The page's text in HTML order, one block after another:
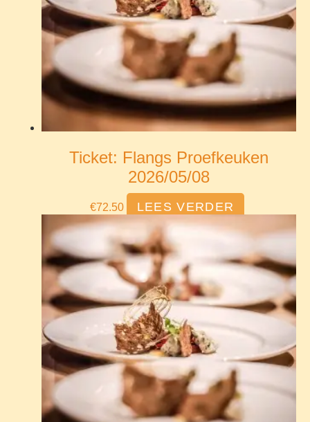
Ticket: Flangs Proefkeuken
2026/05/08
€72.50 LEES VERDER